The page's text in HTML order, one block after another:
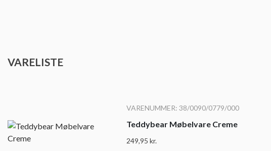
VARELISTE
VARENUMMER: 38/0090/0779/000
Teddybear Møbelvare Creme
249,95kr.